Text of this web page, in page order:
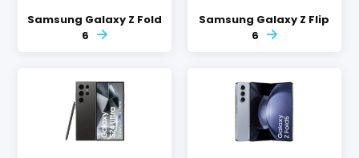
Samsung Galaxy Z Fold
6
Samsung Galaxy Z Flip
6